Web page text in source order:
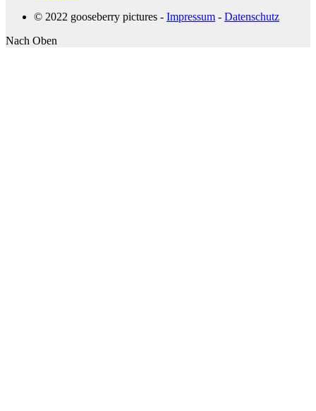
© 2022 gooseberry pictures - Impressum - Datenschutz
Nach Oben